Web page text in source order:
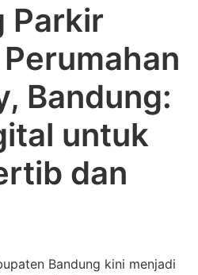
Parkir
Bandung:
untuk
dan
Bandung kini menjadi